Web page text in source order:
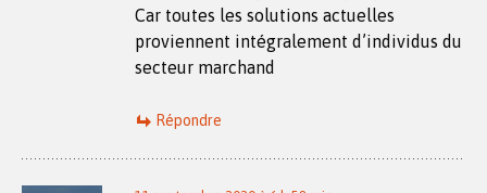
Car toutes les solutions actuelles
proviennent intégralement d’individus du
secteur marchand
Répondre